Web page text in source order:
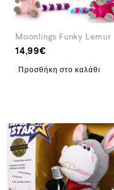
Moonlings Funky Lemur
14,99€
Προσθήκη στο καλάθι